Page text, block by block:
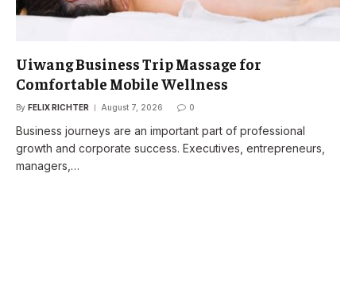
Uiwang Business Trip Massage for
Comfortable Mobile Wellness
By FELIX RICHTER August 7, 2026 0
Business journeys are an important part of professional
growth and corporate success. Executives, entrepreneurs,
managers,…